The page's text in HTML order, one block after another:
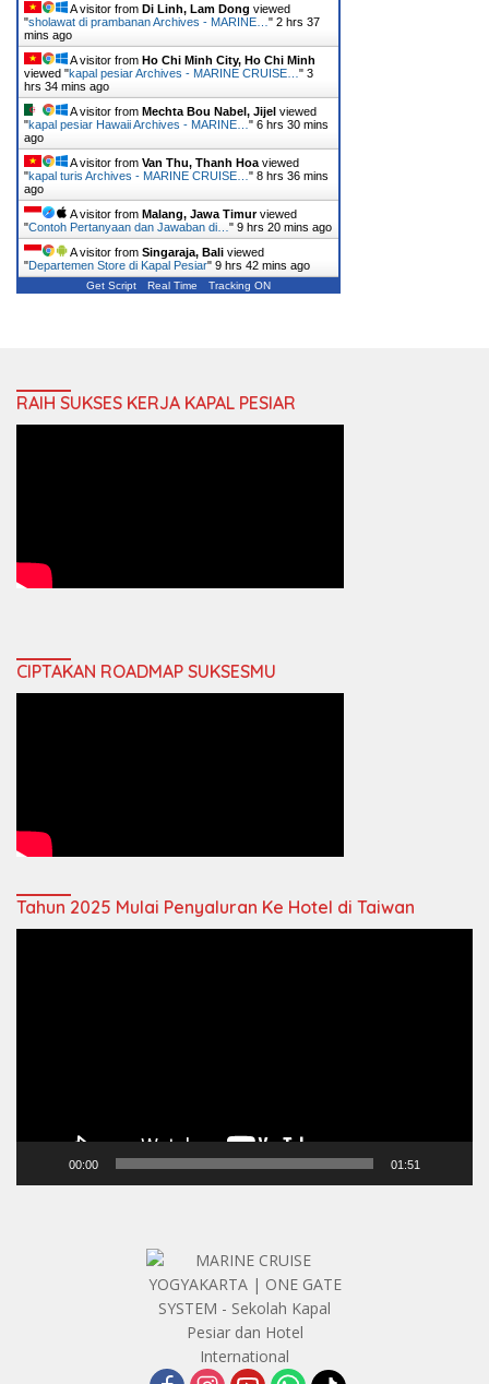
A visitor from Di Linh, Lam Dong viewed
"sholawat di prambanan Archives - MARINE… " 2 hrs 37
mins ago
A visitor from Ho Chi Minh City, Ho Chi Minh
viewed "kapal pesiar Archives - MARINE CRUISE… " 3
hrs 34 mins ago
A visitor from Mechta Bou Nabel, Jijel viewed
"kapal pesiar Hawaii Archives - MARINE… " 6 hrs 30 mins
ago
A visitor from Van Thu, Thanh Hoa viewed
"kapal turis Archives - MARINE CRUISE… " 8 hrs 36 mins
ago
A visitor from Malang, Jawa Timurviewed
"Contoh Pertanyaan dan Jawaban di… " 9 hrs 20 mins ago
A visitor from Singaraja, Bali viewed
"Departemen Store di Kapal Pesiar" 9 hrs 42 mins ago
Get Script Real Time Tracking ON
RAIH SUKSES KERJA KAPAL PESIAR
CIPTAKAN ROADMAP SUKSESMU
Tahun 2025 Mulai Penyaluran Ke Hotel di Taiwan
00:00 01:51